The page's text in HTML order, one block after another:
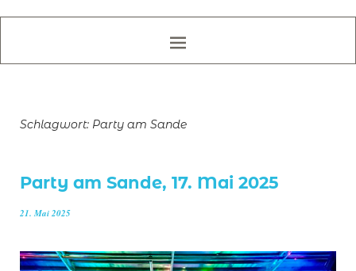
Schlagwort: Party am Sande
Party am Sande, 17. Mai 2025
21. Mai 2025